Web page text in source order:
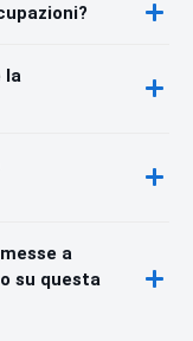
la
a
su questa